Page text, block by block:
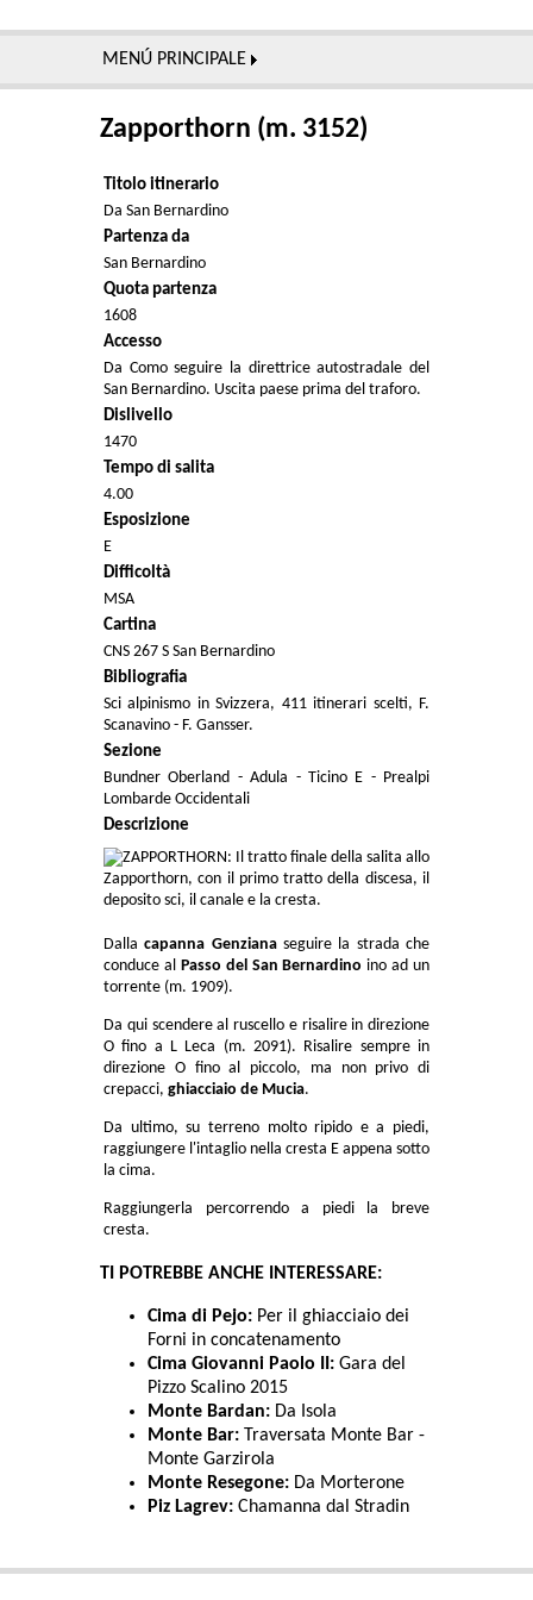
MENÚ PRINCIPALE
Zapporthorn (m. 3152)
Titolo itinerario
Da San Bernardino
Partenza da
San Bernardino
Quota partenza
1608
Accesso
Da Como seguire la direttrice autostradale del
San Bernardino. Uscita paese prima del traforo.
Dislivello
1470
Tempo di salita
4.00
Esposizione
E
Difficoltà
MSA
Cartina
CNS 267 S San Bernardino
Bibliografia
Sci alpinismo in Svizzera, 411 itinerari scelti, F.
Scanavino - F. Gansser.
Sezione
Bundner Oberland - Adula - Ticino E - Prealpi
Lombarde Occidentali
Descrizione
Dallacapanna Genzianaseguire la strada che
conduce al
Passo del San Bernardino ino ad un
torrente (m. 1909).
Da qui scendere al ruscello e risalire in direzione
O fino a L Leca (m. 2091). Risalire sempre in
direzione O fino al piccolo, ma non privo di
crepacci, ghiacciaio de Mucia.
Da ultimo, su terreno molto ripido e a piedi,
raggiungere l'intaglio nella cresta E appena sotto
la cima.
Raggiungerla percorrendo a piedi la breve
cresta.
TI POTREBBE ANCHE INTERESSARE:
Cima di Pejo: Per il ghiacciaio dei
Forni in concatenamento
Cima Giovanni Paolo II: Gara del
Pizzo Scalino 2015
Monte Bardan: Da Isola
Monte Bar: Traversata Monte Bar -
Monte Garzirola
Monte Resegone: Da Morterone
Piz Lagrev: Chamanna dal Stradin